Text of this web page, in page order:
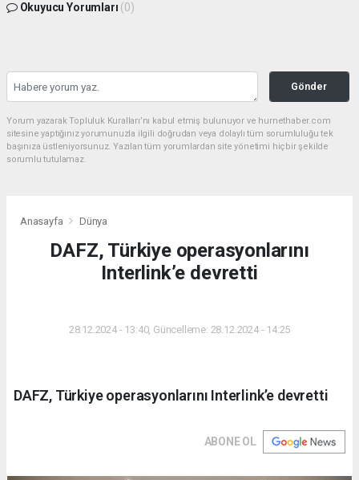
Okuyucu Yorumları (0)
Gönder
Yorum yazarak Topluluk Kuralları’nı kabul etmiş bulunuyor ve hurnethaber.com
sitesine yaptığınız yorumunuzla ilgili doğrudan veya dolaylı tüm sorumluluğu tek
başınıza üstleniyorsunuz. Yazılan tüm yorumlardan site yönetimi hiçbir şekilde
sorumlu tutulamaz.
Anasayfa Dünya
DAFZ, Türkiye operasyonlarını
Interlink’e devretti
28.12.2024 - 13:40, Güncelleme: 28.12.2024 - 14:25
DAFZ, Türkiye operasyonlarını Interlink’e devretti
ABONE OL